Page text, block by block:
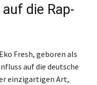
die Rap-
Fresh, geboren als
auf die deutsche
einzigartigen Art,